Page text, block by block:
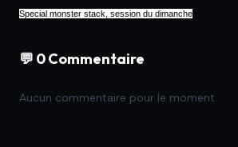
Special monster stack, session du dimanche
💬 0 Commentaire
Aucun commentaire pour le moment.